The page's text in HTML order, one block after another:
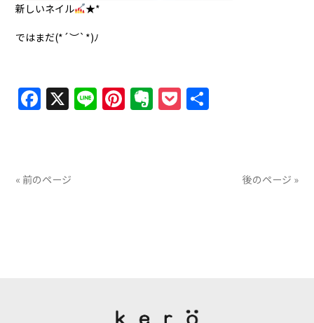
新しいネイル ★*
ではまだ(*´︶`*)ﾉ
Facebook
X LinePinterest
Evernote
Pocket
« 前のページ 後のページ »